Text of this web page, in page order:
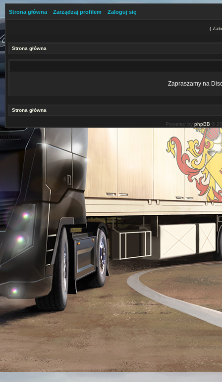
Strona główna Zarządzaj profilem Zaloguj się
(
Strona główna
Zapraszamy na
Strona główna
Powered by phpBB ©